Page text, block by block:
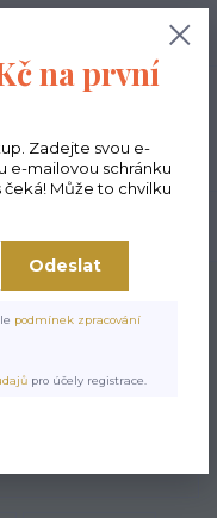
0,00 Kč
Tulipány
na první
Zadejte svou e-
e-mailovou schránku
čeká! Může to chvilku
Odeslat
podmínek zpracování
pro účely registrace.